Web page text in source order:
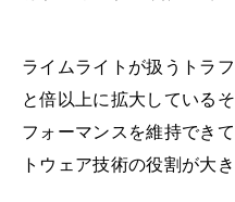
ライムライトが扱うトラ
と倍以上に拡大している
フォーマンスを維持でき
トウェア技術の役割が大